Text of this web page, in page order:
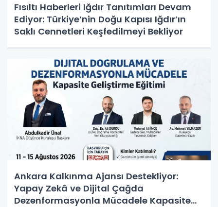
Fısıltı Haberleri Iğdır Tanıtımları Devam
Ediyor: Türkiye’nin Doğu Kapısı Iğdır’ın
Saklı Cennetleri Keşfedilmeyi Bekliyor
Ankara Kalkınma Ajansı Destekliyor:
Yapay Zekâ ve Dijital Çağda
Dezenformasyonla Mücadele Kapasite